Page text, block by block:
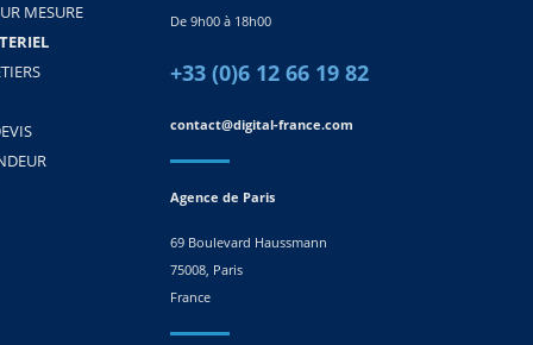
MESURE
De 9h00 à 18h00
+33 (0)6 12 66 19 82
contact@digital-france.com
Agence de Paris
69 Boulevard Haussmann
75008, Paris
France